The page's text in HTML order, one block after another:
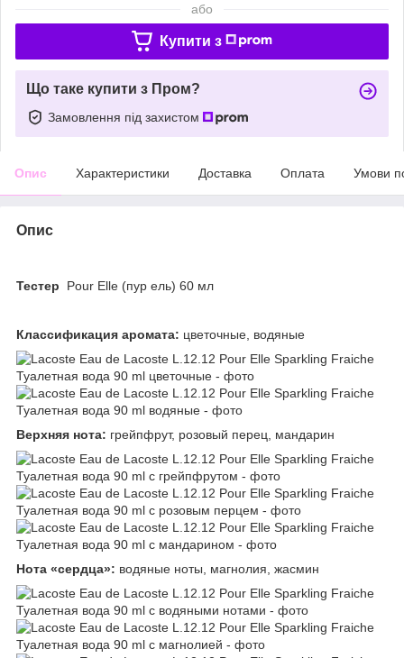
або
Купити з
Що таке купити з Пром?
Замовлення під захистом
Опис Характеристики Доставка Оплата Умови
Опис
Тестер Pour Elle (пур ель) 60 мл
Классификация аромата: цветочные, водяные
Верхняя нота: грейпфрут, розовый перец, мандарин
Нота «сердца»: водяные ноты, магнолия, жасмин